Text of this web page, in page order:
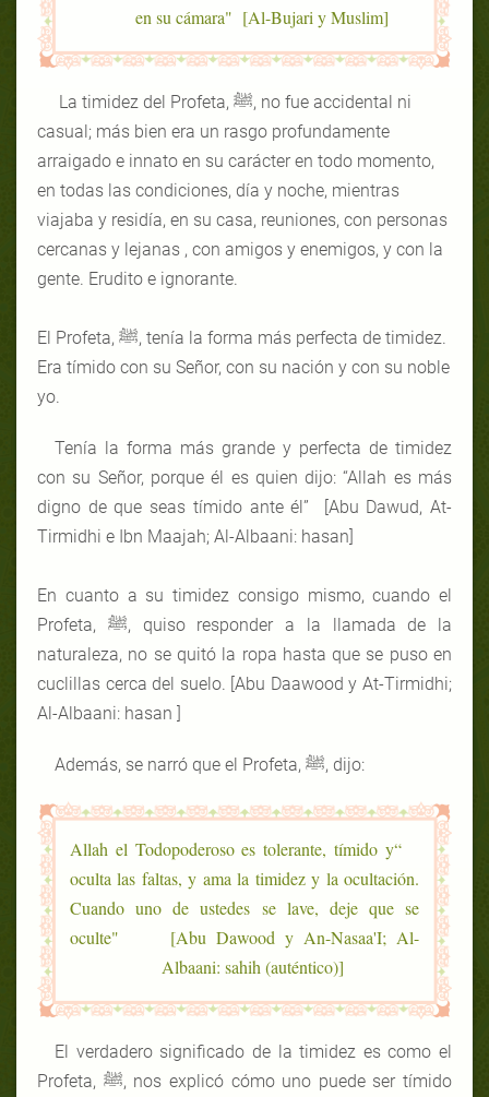
en su cámara" [Al-Bujari y Muslim]
La timidez del Profeta, ﷺ, no fue accidental ni
casual; más bien era un rasgo profundamente
arraigado e innato en su carácter en todo momento,
en todas las condiciones, día y noche, mientras
viajaba y residía, en su casa, reuniones, con personas
cercanas y lejanas , con amigos y enemigos, y con la
gente. Erudito e ignorante.
El Profeta, ﷺ, tenía la forma más perfecta de timidez.
Era tímido con su Señor, con su nación y con su noble
yo.
Tenía la forma más grande y perfecta de timidez
con su Señor, porque él es quien dijo: “Allah es más
digno de que seas tímido ante él” [Abu Dawud, At-
Tirmidhi e Ibn Maajah; Al-Albaani: hasan]
En cuanto a su timidez consigo mismo, cuando el
Profeta, ﷺ, quiso responder a la llamada de la
naturaleza, no se quitó la ropa hasta que se puso en
cuclillas cerca del suelo. [Abu Daawood y At-Tirmidhi;
Al-Albaani: hasan ]
Además, se narró que el Profeta, ﷺ, dijo:
“Allah el Todopoderoso es tolerante, tímido y
oculta las faltas, y ama la timidez y la ocultación.
Cuando uno de ustedes se lave, deje que se
oculte" [Abu Dawood y An-Nasaa'I; Al-
Albaani: sahih (auténtico)]
El verdadero significado de la timidez es como el
Profeta, ﷺ, nos explicó cómo uno puede ser tímido